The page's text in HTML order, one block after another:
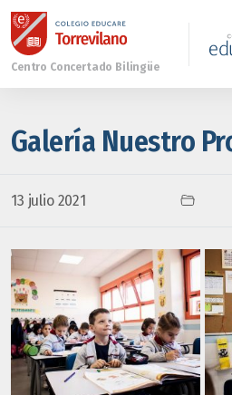
Galería Nuestro
13 julio 2021